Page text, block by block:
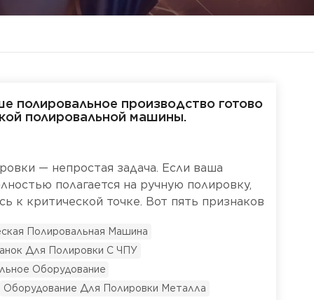
полировальное производство готово
полировальной машины.
— непростая задача. Если ваша
полагается на ручную полировку,
к критической точке. Вот пять признаков
машину. 1. Ваши затраты на
чем объем производства.Если фонд
расти, а производительность остается
Ручная полировка — трудоемкий
Полировальная Машина
Для Полировки С ЧПУ
Оборудование
Оборудование Для Полировки Металла